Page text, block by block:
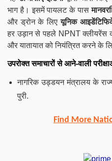
भाग है। इसमें पायलट के पास
और ड्रोन के लिएयूनिक
हर उड़ान से पहले NPNT क्लीयरेंस
और यातायात को नियंत्रित करने के
उपरोक्त समाचारों से आने-वाली
नागरिक उड्डयन मंत्रालय के
पुरी.
Find More